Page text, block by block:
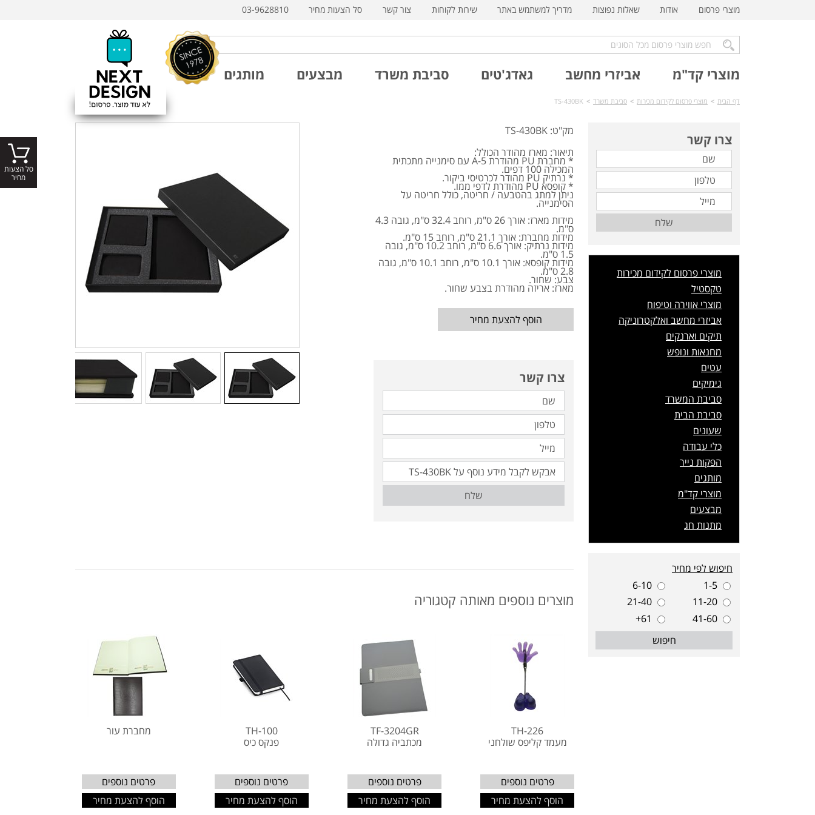
מוצרי פרסום אודות שאלות נפוצות מדריך למשתמש באתר שירות לקוחות צור קשר סל הצעות מחיר 03-9628810
מוצרי קד"מ אביזרי מחשב גאדג'טים סביבת משרד מבצעים מותגים
דף הבית > מוצרי פרסום לקידום מכירות > סביבת משרד >
TS-430BK
מק"ט: TS-430BK
תיאור: מארז מהודר הכולל:
* מחברת PU מהודרתA-5 עם סימנייה מתכתית
המכילה 100 דפים.
* נרתיק PU מהודר לכרטיסי ביקור.
* קופסא PU מהודרת לדפי ממו.
ניתן למתג בהטבעה / חריטה, כולל חריטה על
הסימנייה.
מידות מארז: אורך 26 ס"מ, רוחב 32.4 ס"מ, גובה 4.3
ס"מ.
מידות מחברת: אורך 21.1 ס"מ, רוחב 15 ס"מ.
מידות נרתיק: אורך 6.6 ס"מ, רוחב 10.2 ס"מ, גובה
1.5 ס"מ.
מידות קופסא: אורך 10.1 ס"מ, רוחב 10.1 ס"מ, גובה
2.8 ס"מ.
צבע: שחור.
מארז: אריזה מהודרת בצבע שחור.
הוסף להצעת מחיר
צרו קשר
שלח
מוצרים נוספים מאותה קטגוריה
TH-226
מעמד קליפס שולחני
פרטים נוספים
הוסף להצעת מחיר
TF-3204GR
מכתביה גדולה
פרטים נוספים
הוסף להצעת מחיר
TH-100
פנקס כיס
פרטים נוספים
הוסף להצעת מחיר
מחברת עור
פרטים נוספים
הוסף להצעת מחיר
צרו קשר
שלח
מוצרי פרסום לקידום מכירות
טקסטיל
מוצרי אווירה וטיפוח
אביזרי מחשב ואלקטרוניקה
תיקים וארנקים
מחנאות ונופש
עטים
גימיקים
סביבת המשרד
סביבת הבית
שעונים
כלי עבודה
הפקות נייר
מותגים
מוצרי קד"מ
מבצעים
מתנות חג
חיפוש לפי מחיר
1-5
6-10
11-20
21-40
41-60
61+
חיפוש
סל הצעות
מחיר